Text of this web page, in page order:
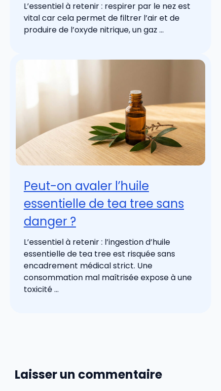
L’essentiel à retenir : respirer par le nez est
vital car cela permet de filtrer l’air et de
produire de l’oxyde nitrique, un gaz ...
Peut-on avaler l’huile
essentielle de tea tree sans
danger ?
L’essentiel à retenir : l’ingestion d’huile
essentielle de tea tree est risquée sans
encadrement médical strict. Une
consommation mal maîtrisée expose à une
toxicité ...
Laisser un commentaire